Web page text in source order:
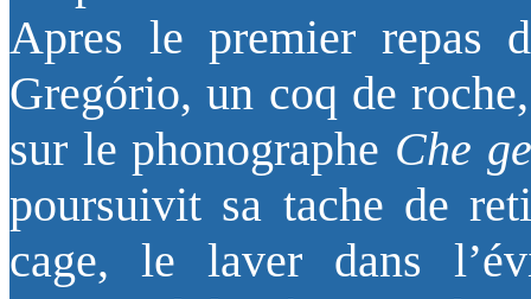
Apres le premier repas
Gregório, un coq de
sur le phonographe Che
poursuivit sa tache de
cage, le laver dans